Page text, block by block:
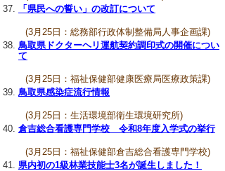
「県民への誓い」の改訂について
(3月25日：総務部行政体制整備局人事企画課)
鳥取県ドクターヘリ運航契約調印式の開催につい
て
(3月25日：福祉保健部健康医療局医療政策課)
鳥取県感染症流行情報
(3月25日：生活環境部衛生環境研究所)
倉吉総合看護専門学校 令和8年度入学式の挙行
(3月25日：福祉保健部倉吉総合看護専門学校)
県内初の1級林業技能士3名が誕生しました！